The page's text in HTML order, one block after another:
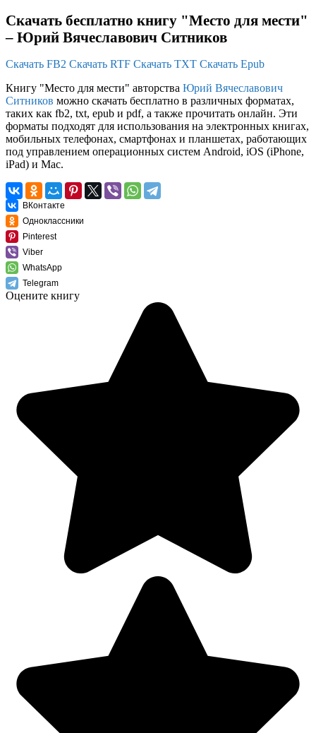
Скачать бесплатно книгу "Место для мести"
– Юрий Вячеславович Ситников
Скачать FB2 Скачать RTF Скачать TXT Скачать Epub
Книгу "Место для мести" авторства Юрий Вячеславович
Ситников можно скачать бесплатно в различных форматах,
таких как fb2, txt, epub и pdf, а также прочитать онлайн. Эти
форматы подходят для использования на электронных книгах,
мобильных телефонах, смартфонах и планшетах, работающих
под управлением операционных систем Android, iOS (iPhone,
iPad) и Mac.
ВКонтакте
Одноклассники
Pinterest
Viber
WhatsApp
Telegram
Оцените книгу